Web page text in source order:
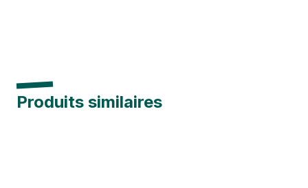
Produits similaires